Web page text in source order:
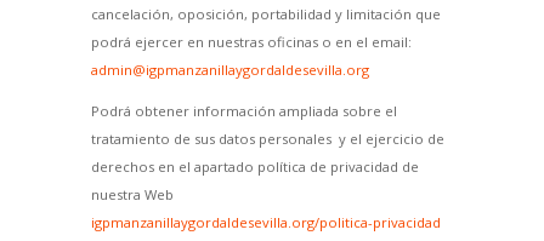
cancelación, oposición, portabilidad y limitación que
podrá ejercer en nuestras oficinas o en el email:
admin@igpmanzanillaygordaldesevilla.org
Podrá obtener información ampliada sobre el
tratamiento de sus datos personales y el ejercicio de
derechos en el apartado política de privacidad de
nuestra Web
igpmanzanillaygordaldesevilla.org/politica-privacidad